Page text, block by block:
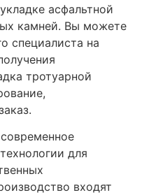
асфальтной
камней. Вы можете
специалиста на
тротуарной
для
входят